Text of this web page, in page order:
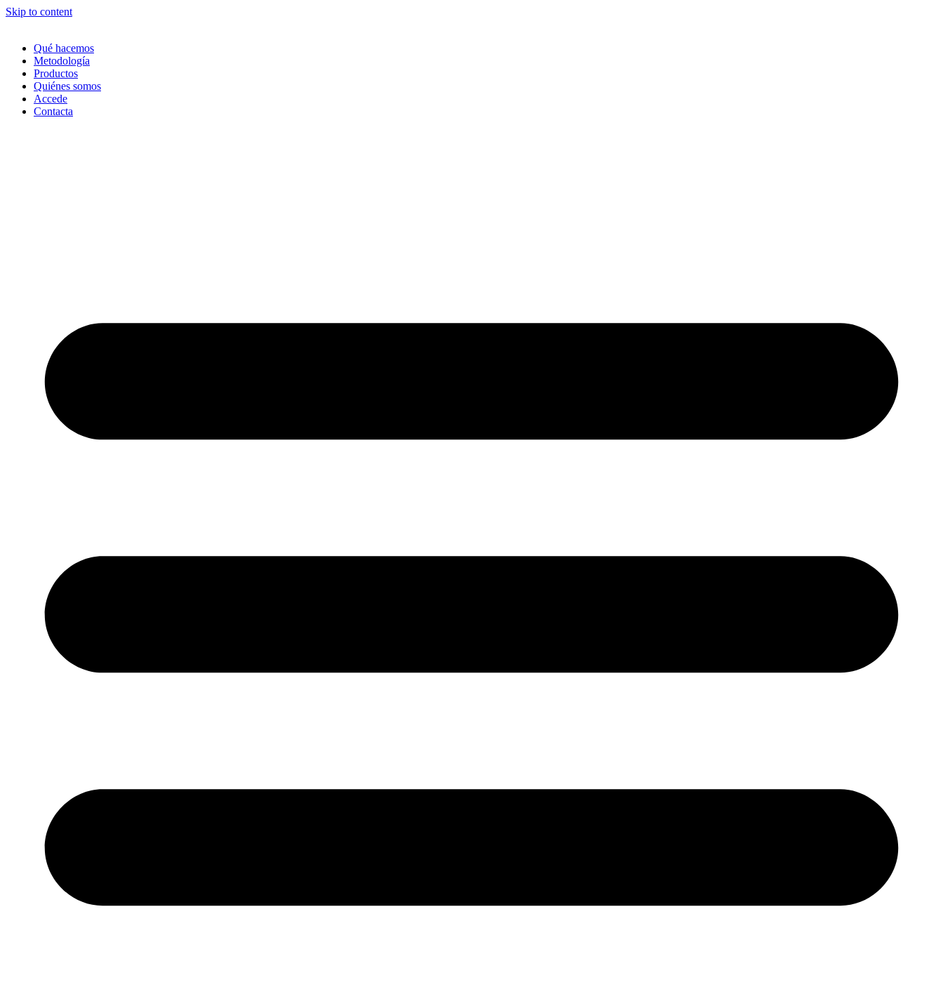
Skip to content
Qué hacemos
Metodología
Productos
Quiénes somos
Accede
Contacta